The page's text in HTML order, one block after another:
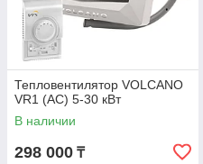
Тепловентилятор VOLCANO
VR1 (AC) 5-30 кВт
В наличии
298 000 ₸